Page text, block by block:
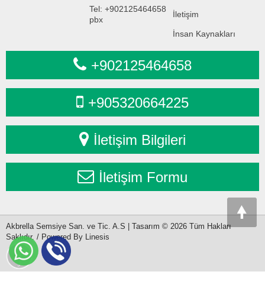
Tel: +902125464658
pbx
İletişim
İnsan Kaynakları
+902125464658
+905320664225
İletişim Bilgileri
İletişim Formu
Akbrella Semsiye San. ve Tic. A.S | Tasarım © 2026 Tüm Hakları
Saklıdır. / Powered By Linesis